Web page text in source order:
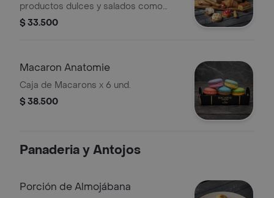
productos dulces y salados como
croissants, galletas, pasteles y más. El
$ 33.500
Macaron Anatomie
Caja de Macarons x 6 und.
$ 38.500
Panaderia y Antojos
Porción de Almojábana